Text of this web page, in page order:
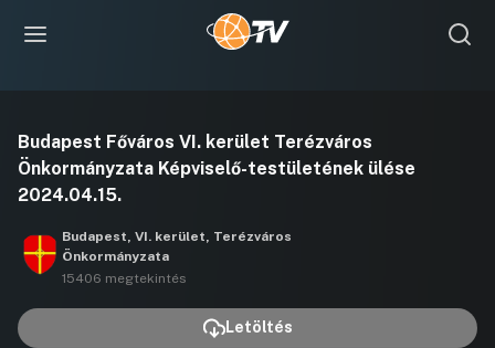
lejátszása
Budapest Főváros VI. kerület Terézváros
Önkormányzata Képviselő-testületének ülése
2024.04.15.
Budapest, VI. kerület, Terézváros
Önkormányzata
15406 megtekintés
Letöltés